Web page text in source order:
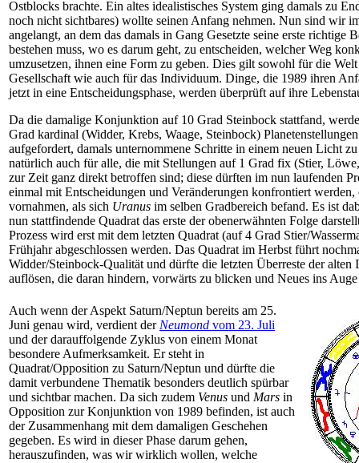
Ostblocks brachte. Ein altes idealistisches System ging damals zu
noch nicht sichtbares) wollte seinen Anfang nehmen. Nun sind wir
angelangt, an dem das damals in Gang Gesetzte seine erste richtige
bestehen muss, wo es darum geht, zu entscheiden, welcher Weg
umzusetzen, ihnen eine Form zu geben. Dies gilt sowohl für die
Gesellschaft wie auch für das Individuum. Dinge, die 1989 ihren
jetzt in eine Entscheidungsphase, werden überprüft auf ihre
Da die damalige Konjunktion auf 10 Grad Steinbock stattfand,
Grad kardinal (Widder, Krebs, Waage, Steinbock)
aufgefordert, damals unternommene Schritte in einem neuen Licht
natürlich auch für alle, die mit Stellungen auf 1 Grad fix (Stier,
zur Zeit ganz direkt betroffen sind; diese dürften im nun laufenden
einmal mit Entscheidungen und Veränderungen konfrontiert werden,
vornahmen, als sich Uranus im selben Gradbereich befand. Es ist
nun stattfindende Quadrat das erste der obenerwähnten Folge
Prozess wird erst mit dem letzten Quadrat (auf 4 Grad Stier/
Frühjahr abgeschlossen werden. Das Quadrat im Herbst führt
Widder/Steinbock-Qualität und dürfte die letzten Überreste der alten
auflösen, die daran hindern, vorwärts zu blicken und Neues ins Auge
Auch wenn der Aspekt Saturn/Neptun bereits am 25.
Juni genau wird, verdient der Neumond vom 23. Juli
und der darauffolgende Zyklus von einem Monat
besondere Aufmerksamkeit. Er steht in
Quadrat/Opposition zu Saturn/Neptun und dürfte die
damit verbundene Thematik besonders deutlich spürbar
und sichtbar machen. Da sich zudem Venus und Mars in
Opposition zur Konjunktion von 1989 befinden, ist auch
der Zusammenhang mit dem damaligen Geschehen
gegeben. Es wird in dieser Phase darum gehen,
herauszufinden, was wir wirklich wollen, welche